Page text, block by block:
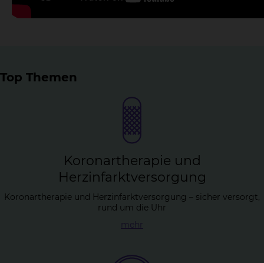
Top Themen
Ko­ron­arthe­ra­pie und
Herz­in­farkt­ver­sor­gung
Koronartherapie und Herzinfarktversorgung – sicher versorgt,
rund um die Uhr
mehr